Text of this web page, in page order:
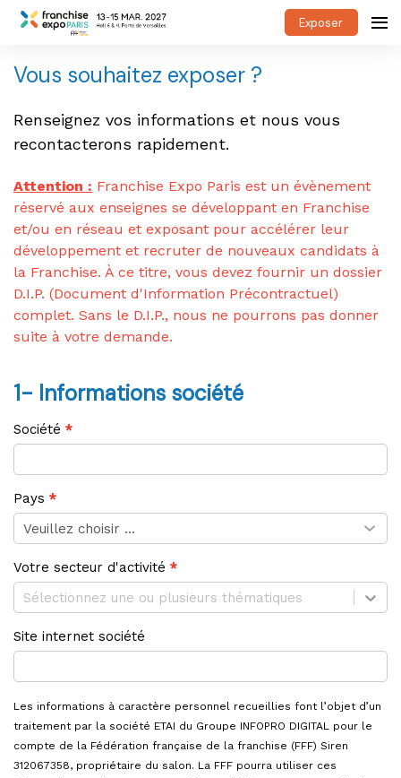
Exposer
Vous souhaitez exposer ?
Renseignez vos informations et nous vous
recontacterons rapidement.
Attention : Franchise Expo Paris est un évènement
réservé aux enseignes se développant en Franchise
et/ou en réseau et exposant pour accélérer leur
développement et recruter de nouveaux candidats à
la Franchise. À ce titre, vous devez fournir un dossier
D.I.P. (Document d'Information Précontractuel)
complet. Sans le D.I.P., nous ne pourrons pas donner
suite à votre demande.
1- Informations société
Société
Pays
Votre secteur d'activité
Sélectionnez une ou plusieurs thématiques
Site internet société
Les informations à caractère personnel recueillies font l’objet d’un
traitement par la société ETAI du Groupe INFOPRO DIGITAL pour le
compte de la Fédération française de la franchise (FFF) Siren
312067358, propriétaire du salon. La FFF pourra utiliser ces